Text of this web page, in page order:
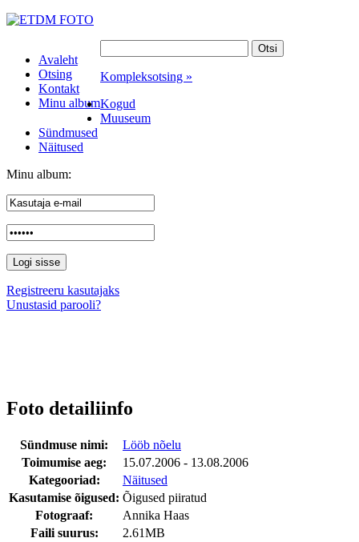
Avaleht
Otsing
Kontakt
Minu album
Kompleksotsing »
Kogud
Muuseum
Sündmused
Näitused
Minu album:
Registreeru kasutajaks
Unustasid parooli?
Foto detailiinfo
Sündmuse nimi:
Lööb nõelu
Toimumise aeg:
15.07.2006 - 13.08.2006
Kategooriad:
Näitused
Kasutamise õigused: Õigused piiratud
Fotograaf:
Annika Haas
Faili suurus:
2.61MB